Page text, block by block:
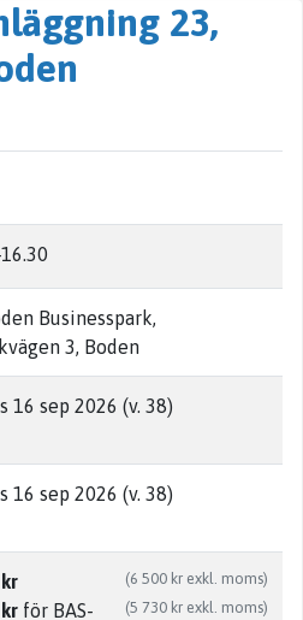
23,
Businesspark,
3, Boden
16 sep 2026 (v. 38)
16 sep 2026 (v. 38)
(6 500 kr exkl. moms)
(5 730 kr exkl. moms)
för BAS-